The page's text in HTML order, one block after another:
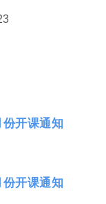
开课通知
开课通知